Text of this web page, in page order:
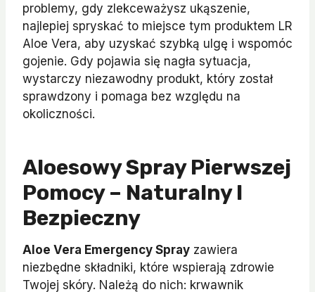
problemy, gdy zlekceważysz ukąszenie,
najlepiej spryskać to miejsce tym produktem LR
Aloe Vera, aby uzyskać szybką ulgę i wspomóc
gojenie. Gdy pojawia się nagła sytuacja,
wystarczy niezawodny produkt, który został
sprawdzony i pomaga bez względu na
okoliczności.
Aloesowy Spray Pierwszej
Pomocy – Naturalny I
Bezpieczny
Aloe Vera Emergency Spray zawiera
niezbędne składniki, które wspierają zdrowie
Twojej skóry. Należą do nich: krwawnik